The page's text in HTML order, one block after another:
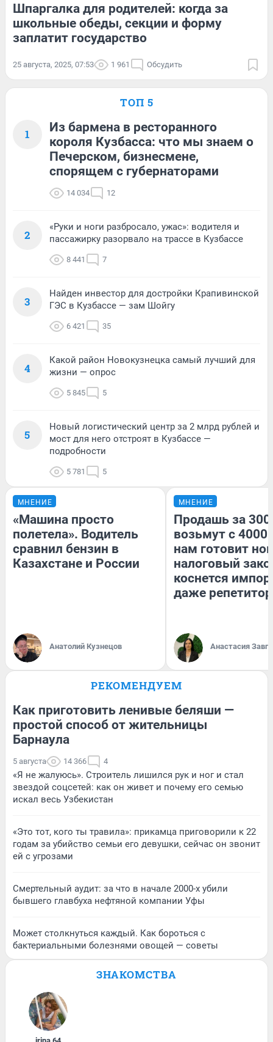
Шпаргалка для родителей: когда за
школьные обеды, секции и форму
заплатит государство
25 августа, 2025, 07:53 1 961 Обсудить
ТОП 5
1
Из бармена в ресторанного
короля Кузбасса: что мы знаем о
Печерском, бизнесмене,
спорящем с губернаторами
14 034 12
2
«Руки и ноги разбросало, ужас»: водителя и
пассажирку разорвало на трассе в Кузбассе
8 441 7
3
Найден инвестор для достройки Крапивинской
ГЭС в Кузбассе — зам Шойгу
6 421 35
4
Какой район Новокузнецка самый лучший для
жизни — опрос
5 845 5
5
Новый логистический центр за 2 млрд рублей и
мост для него отстроят в Кузбассе —
подробности
5 781 5
МНЕНИЕ
«Машина просто
полетела». Водитель
сравнил бензин в
Казахстане и России
Анатолий Кузнецов
МНЕНИЕ
Продашь за
возьмут с
нам готовит
налоговый
коснется
даже
Анастасия
РЕКОМЕНДУЕМ
Как приготовить ленивые беляши —
простой способ от жительницы
Барнаула
5 августа 14 366 4
«Я не жалуюсь». Строитель лишился рук и ног и стал
звездой соцсетей: как он живет и почему его семью
искал весь Узбекистан
«Это тот, кого ты травила»: прикамца приговорили к 22
годам за убийство семьи его девушки, сейчас он звонит
ей с угрозами
Смертельный аудит: за что в начале 2000-х убили
бывшего главбуха нефтяной компании Уфы
Может столкнуться каждый. Как бороться с
бактериальными болезнями овощей — советы
ЗНАКОМСТВА